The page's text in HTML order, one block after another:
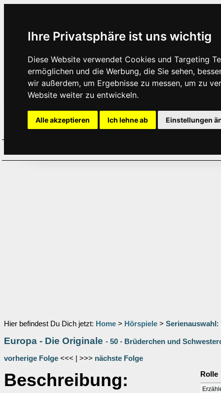
Ihre Privatsphäre ist uns wichtig
Diese Website verwendet Cookies und Targeting
ermöglichen und die Werbung, die Sie sehen,
wir außerdem, um Ergebnisse zu messen, um zu
Website weiter zu entwickeln.
Alle akzeptieren Ich lehne ab Einstellungen
Hier befindest Du Dich jetzt: Home > Hörspiele > Serienauswahl :
Europa - Die Originale - 50 - Brüderchen und
vorherige Folge <<< | >>> nächste Folge
Beschreibung: Rolle